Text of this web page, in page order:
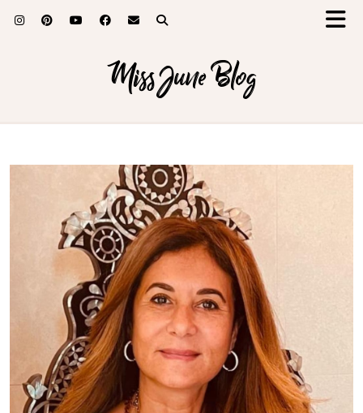
Miss June Blog